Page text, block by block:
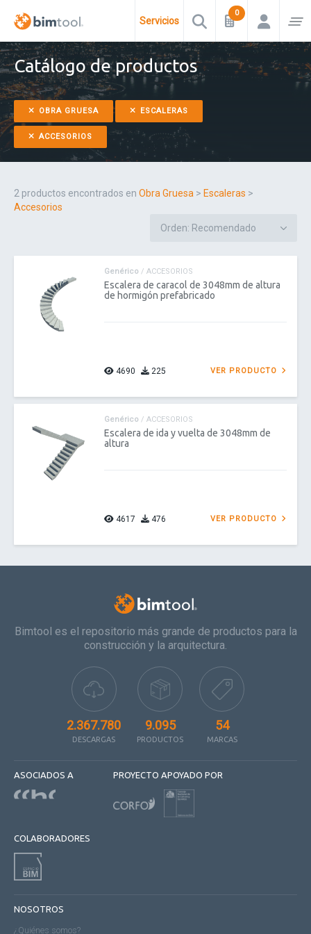
Servicios
Catálogo de productos
OBRA GRUESA ESCALERAS
ACCESORIOS
2 productos encontrados en Obra Gruesa > Escaleras >
Accesorios
Genérico / ACCESORIOS
Escalera de caracol de 3048mm de altura
de hormigón prefabricado
4690 225 VER PRODUCTO
Genérico / ACCESORIOS
Escalera de ida y vuelta de 3048mm de
altura
4617 476 VER PRODUCTO
Bimtool es el repositorio más grande de productos para la
construcción y la arquitectura.
2.367.780
DESCARGAS
9.095
PRODUCTOS
54
MARCAS
ASOCIADOS A PROYECTO APOYADO POR
COLABORADORES
NOSOTROS
¿Quiénes somos?